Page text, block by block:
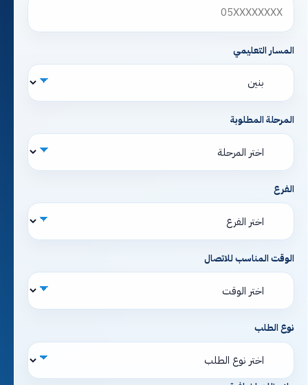
المسار التعليمي
المرحلة المطلوبة
الفرع
الوقت المناسب للاتصال
نوع الطلب